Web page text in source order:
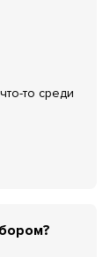
то среди